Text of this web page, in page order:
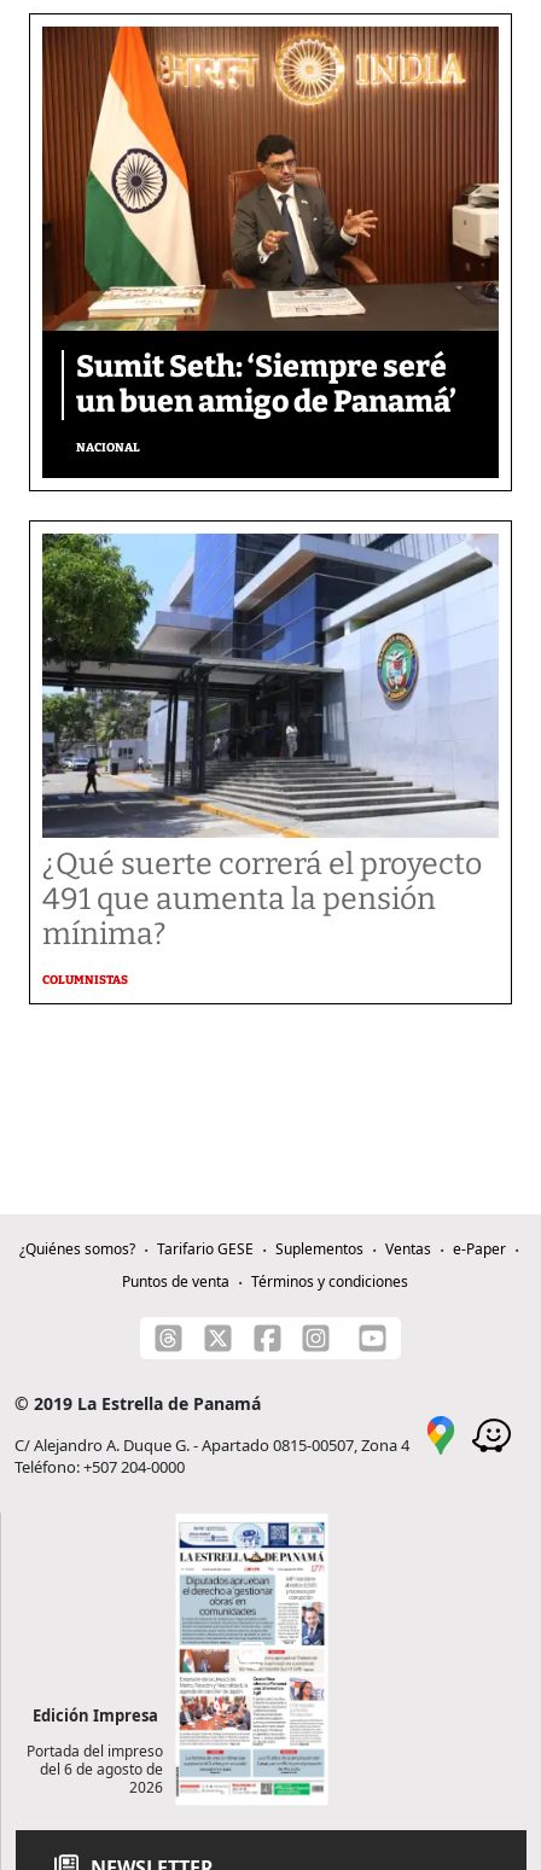
Sumit Seth: ‘Siempre seré
un buen amigo de Panamá’
NACIONAL
¿Qué suerte correrá el proyecto
491 que aumenta la pensión
mínima?
COLUMNISTAS
¿Quiénes somos? Tarifario GESE Suplementos Ventas
e-Paper
Puntos de venta
Términos y condiciones
© 2019 La Estrella de Panamá
C/ Alejandro A. Duque G. - Apartado 0815-00507, Zona 4
Teléfono: +507 204-0000
Edición Impresa
Portada del impreso
del 6 de agosto de
2026